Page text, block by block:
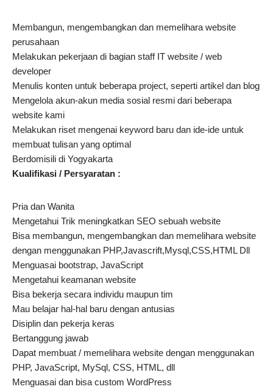
Membangun, mengembangkan dan memelihara website
perusahaan
Melakukan pekerjaan di bagian staff IT website / web
developer
Menulis konten untuk beberapa project, seperti artikel dan blog
Mengelola akun-akun media sosial resmi dari beberapa
website kami
Melakukan riset mengenai keyword baru dan ide-ide untuk
membuat tulisan yang optimal
Berdomisili di Yogyakarta
Kualifikasi / Persyaratan :
Pria dan Wanita
Mengetahui Trik meningkatkan SEO sebuah website
Bisa membangun, mengembangkan dan memelihara website
dengan menggunakan PHP,Javascrift,Mysql,CSS,HTML Dll
Menguasai bootstrap, JavaScript
Mengetahui keamanan website
Bisa bekerja secara individu maupun tim
Mau belajar hal-hal baru dengan antusias
Disiplin dan pekerja keras
Bertanggung jawab
Dapat membuat / memelihara website dengan menggunakan
PHP, JavaScript, MySql, CSS, HTML, dll
Menguasai dan bisa custom WordPress